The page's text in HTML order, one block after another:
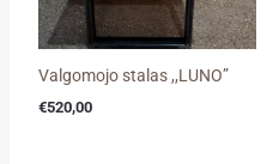
Valgomojo stalas ,,LUNO”
€520,00